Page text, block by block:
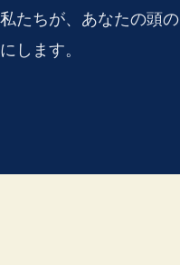
私たちが、あなたの頭
にします。